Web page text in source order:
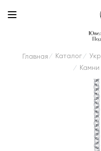
Главная / Каталог /
/ Камни